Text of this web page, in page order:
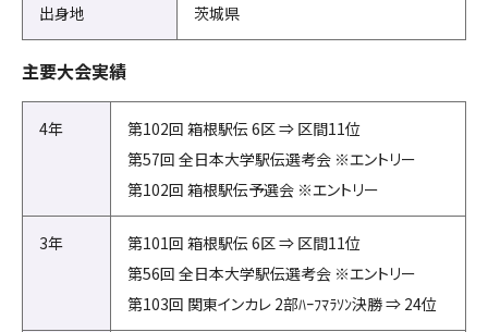
出身地 茨城県
主要大会実績
4年
第102回 箱根駅伝 6区 ⇒ 区間11位
第57回 全日本大学駅伝選考会 ※エントリー
第102回 箱根駅伝予選会 ※エントリー
3年
第101回 箱根駅伝 6区 ⇒ 区間11位
第56回 全日本大学駅伝選考会 ※エントリー
第103回 関東インカレ 2部ﾊｰﾌﾏﾗｿﾝ決勝 ⇒ 24位